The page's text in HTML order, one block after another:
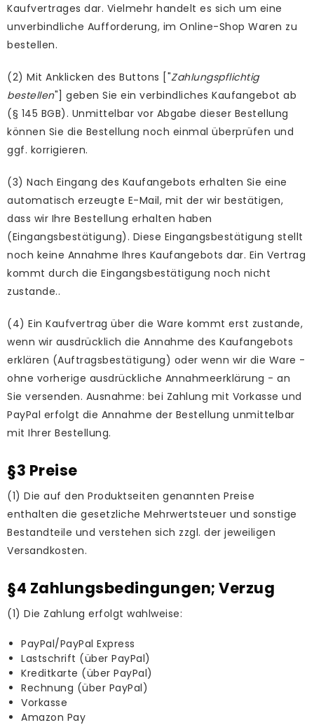
Kaufvertrages dar. Vielmehr handelt es sich um eine
unverbindliche Aufforderung, im Online-Shop Waren zu
bestellen.
(2) Mit Anklicken des Buttons ["Zahlungspflichtig
bestellen"] geben Sie ein verbindliches Kaufangebot ab
(§ 145 BGB). Unmittelbar vor Abgabe dieser Bestellung
können Sie die Bestellung noch einmal überprüfen und
ggf. korrigieren.
(3) Nach Eingang des Kaufangebots erhalten Sie eine
automatisch erzeugte E-Mail, mit der wir bestätigen,
dass wir Ihre Bestellung erhalten haben
(Eingangsbestätigung). Diese Eingangsbestätigung stellt
noch keine Annahme Ihres Kaufangebots dar. Ein Vertrag
kommt durch die Eingangsbestätigung noch nicht
zustande..
(4) Ein Kaufvertrag über die Ware kommt erst zustande,
wenn wir ausdrücklich die Annahme des Kaufangebots
erklären (Auftragsbestätigung) oder wenn wir die Ware -
ohne vorherige ausdrückliche Annahmeerklärung - an
Sie versenden. Ausnahme: bei Zahlung mit Vorkasse und
PayPal erfolgt die Annahme der Bestellung unmittelbar
mit Ihrer Bestellung.
§3 Preise
(1) Die auf den Produktseiten genannten Preise
enthalten die gesetzliche Mehrwertsteuer und sonstige
Bestandteile und verstehen sich zzgl. der jeweiligen
Versandkosten.
§4 Zahlungsbedingungen; Verzug
(1) Die Zahlung erfolgt wahlweise:
PayPal/PayPal Express
Lastschrift (über PayPal)
Kreditkarte (über PayPal)
Rechnung (über PayPal)
Vorkasse
Amazon Pay